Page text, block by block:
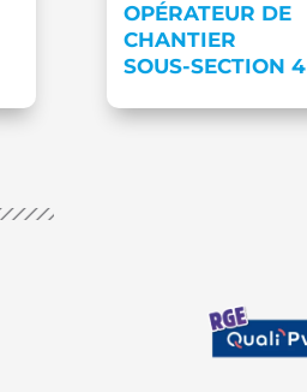
OPÉRATEUR DE
CHANTIER
SOUS-SECTION 4